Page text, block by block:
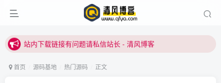
站内下载链接有问题请私信站长 - 清风博客
站内下载链接有问题请私信站长 - 清风博客
首页 源码基地 热门源码 正文